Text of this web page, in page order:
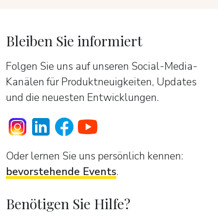
Bleiben Sie informiert
Folgen Sie uns auf unseren Social-Media-
Kanälen für Produktneuigkeiten, Updates
und die neuesten Entwicklungen.
Oder lernen Sie uns persönlich kennen:
bevorstehende Events.
Benötigen Sie Hilfe?